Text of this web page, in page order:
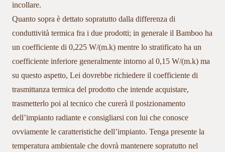
incollare.
Quanto sopra è dettato sopratutto dalla differenza di
conduttività termica fra i due prodotti; in generale il Bamboo ha
un coefficiente di 0,225 W/(m.k) mentre lo stratificato ha un
coefficiente inferiore generalmente intorno al 0,15 W/(m.k) ma
su questo aspetto, Lei dovrebbe richiedere il coefficiente di
trasmittanza termica del prodotto che intende acquistare,
trasmetterlo poi al tecnico che curerà il posizionamento
dell’impianto radiante e consigliarsi con lui che conosce
ovviamente le caratteristiche dell’impianto. Tenga presente la
temperatura ambientale che dovrà mantenere sopratutto nel